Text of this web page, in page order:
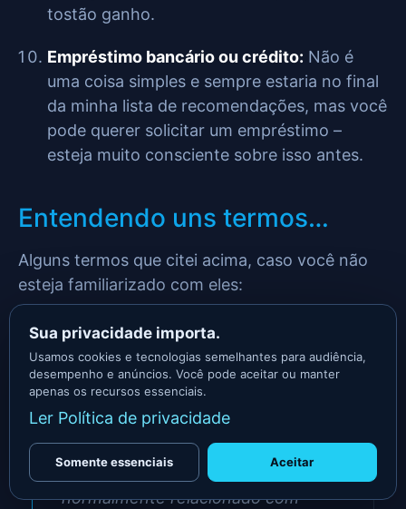
tostão ganho.
Empréstimo bancário ou crédito: Não é
uma coisa simples e sempre estaria no final
da minha lista de recomendações, mas você
pode querer solicitar um empréstimo –
esteja muito consciente sobre isso antes.
Entendendo uns termos…
Alguns termos que citei acima, caso você não
esteja familiarizado com eles:
Bootstrap significa criar sua startup
usando somente recursos próprios,
apertando os cintos do time e não
EXAME).
Startup significa o ato de começar algo,
normalmente relacionado com
Sua privacidade importa.
Usamos cookies e tecnologias semelhantes para audiência,
desempenho e anúncios. Você pode aceitar ou manter
apenas os recursos essenciais.
Ler Política de privacidade
Somente essenciais Aceitar